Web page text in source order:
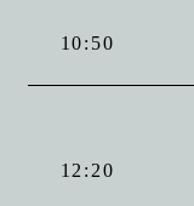
10:50
12:20